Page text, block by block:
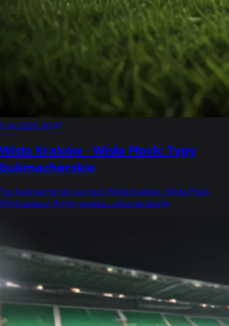
5 sie 2026, 00:47
Wisła Kraków - Wisła Płock: Typy
bukmacherskie
Typ bukmacherski na mecz Wisła Kraków - Wisła Płock
(Ekstraklasa). Kursy, analiza i rekomendacja.